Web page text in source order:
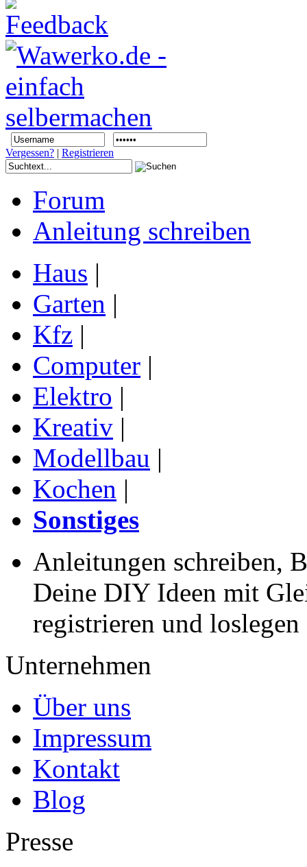
Vergessen? | Registrieren
Forum
Anleitung schreiben
Haus |
Garten |
Kfz |
Computer |
Elektro |
Kreativ |
Modellbau |
Kochen |
Sonstiges
Anleitungen schreiben,
Deine DIY Ideen mit
registrieren und loslegen
Unternehmen
Über uns
Impressum
Kontakt
Blog
Presse